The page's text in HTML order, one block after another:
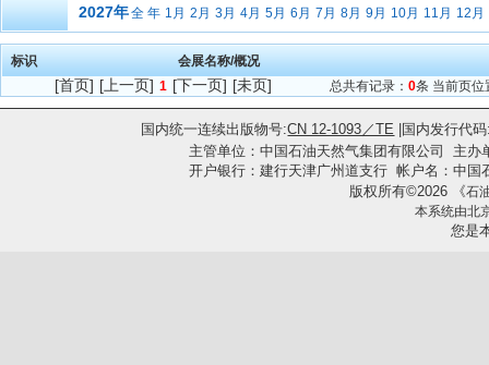
2027年全 年 1月 2月 3月 4月 5月 6月 7月 8月 9月 10月 11月 12月
标识 会展名称/概况
[首页] [上一页] 1 [下一页] [未页] 总共有记录： 0条 当前页位
国内统一连续出版物号:CN 12-1093／TE |国内发行代
主管单位：中国石油天然气集团有限公司 主办
开户银行：建行天津广州道支行 帐户名：中
版权所有©2026 《石
本系统由北
您是